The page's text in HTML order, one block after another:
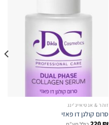
זוהר & אנטיאייג'ינג
סרום קולגן דו פאזי